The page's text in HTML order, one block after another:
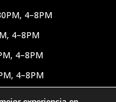
4–8PM
4–8PM
4–8PM
4–8PM